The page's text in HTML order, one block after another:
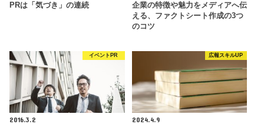
PRは「気づき」の連続
企業の特徴や魅力をメディアへ伝
える、ファクトシート作成の3つ
のコツ
イベントPR
2016.3.2
広報スキルUP
2024.4.9